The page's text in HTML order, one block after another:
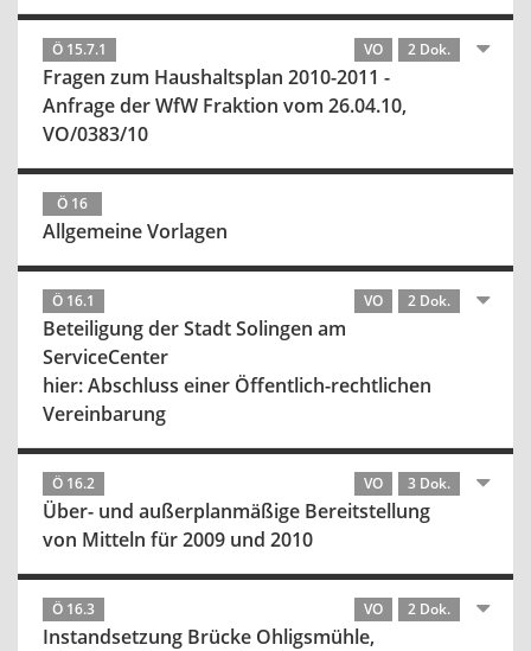
Ö 15.7.1 VO 2 Dok.
Fragen zum Haushaltsplan 2010-2011 -
Anfrage der WfW Fraktion vom 26.04.10,
VO/0383/10
Ö 16
Allgemeine Vorlagen
Ö 16.1 VO 2 Dok.
Beteiligung der Stadt Solingen am
ServiceCenter
hier: Abschluss einer Öffentlich-rechtlichen
Vereinbarung
Ö 16.2 VO 3 Dok.
Über- und außerplanmäßige Bereitstellung
von Mitteln für 2009 und 2010
Ö 16.3 VO 2 Dok.
Instandsetzung Brücke Ohligsmühle,